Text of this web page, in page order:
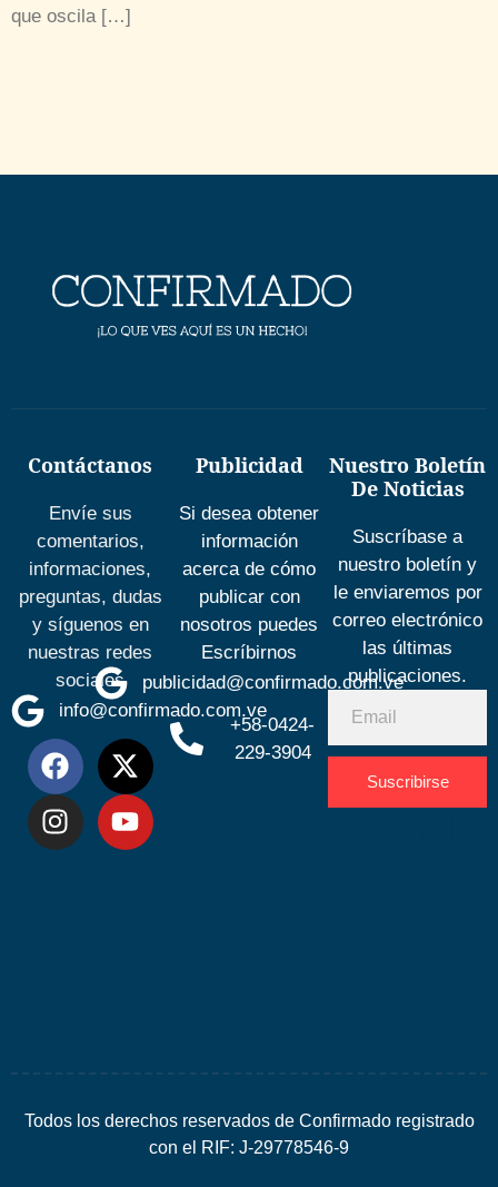
que oscila […]
Contáctanos
Envíe sus
comentarios,
informaciones,
preguntas, dudas
y síguenos en
nuestras redes
sociales
info@confirmado.com.ve
Publicidad
Si desea obtener
información
acerca de cómo
publicar con
nosotros puedes
Escríbirnos
publicidad@confirmado.com.ve
+58-0424-
229-3904
Nuestro Boletín
De Noticias
Suscríbase a
nuestro boletín y
le enviaremos por
correo electrónico
las últimas
publicaciones.
Suscribirse
Todos los derechos reservados de Confirmado registrado
con el RIF: J-29778546-9